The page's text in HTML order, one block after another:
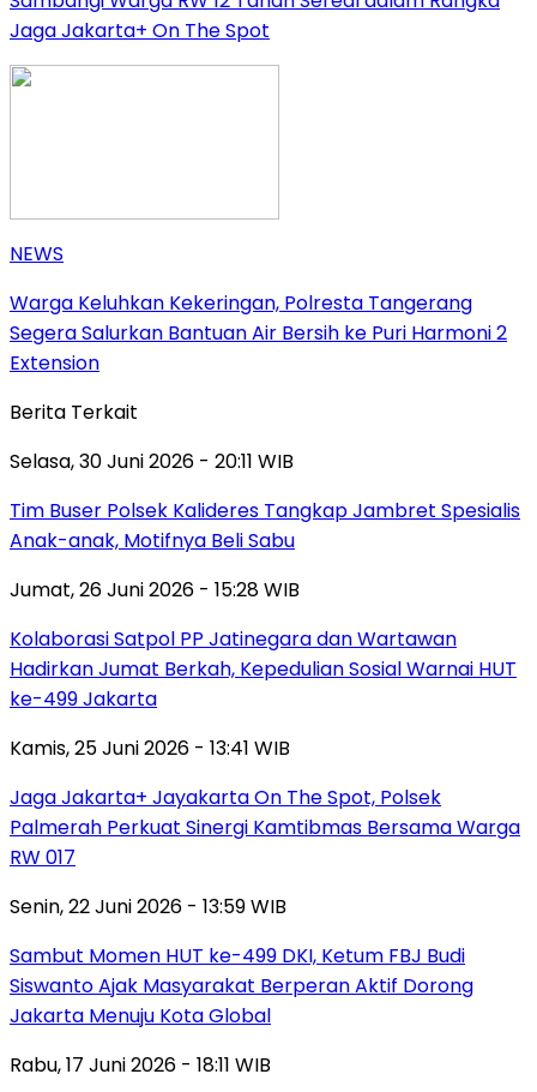
Jaga Jakarta+ On The Spot
NEWS
Warga Keluhkan Kekeringan, Polresta Tangerang
Segera Salurkan Bantuan Air Bersih ke Puri Harmoni 2
Extension
Berita Terkait
Selasa, 30 Juni 2026 - 20:11 WIB
Tim Buser Polsek Kalideres Tangkap Jambret Spesialis
Anak-anak, Motifnya Beli Sabu
Jumat, 26 Juni 2026 - 15:28 WIB
Kolaborasi Satpol PP Jatinegara dan Wartawan
Hadirkan Jumat Berkah, Kepedulian Sosial Warnai HUT
ke-499 Jakarta
Kamis, 25 Juni 2026 - 13:41 WIB
Jaga Jakarta+ Jayakarta On The Spot, Polsek
Palmerah Perkuat Sinergi Kamtibmas Bersama Warga
RW 017
Senin, 22 Juni 2026 - 13:59 WIB
Sambut Momen HUT ke-499 DKI, Ketum FBJ Budi
Siswanto Ajak Masyarakat Berperan Aktif Dorong
Jakarta Menuju Kota Global
Rabu, 17 Juni 2026 - 18:11 WIB